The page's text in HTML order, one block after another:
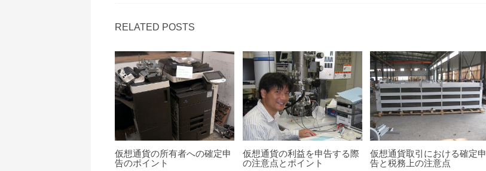
RELATED POSTS
仮想通貨の所有者への確定申
告のポイント
仮想通貨の利益を申告する際
の注意点とポイント
仮想通貨取引における確定申
告と税務上の注意点